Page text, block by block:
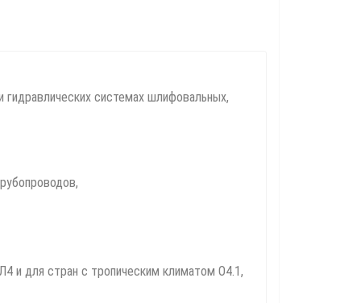
системах шлифовальных,
и для стран с тропическим климатом О4.1,